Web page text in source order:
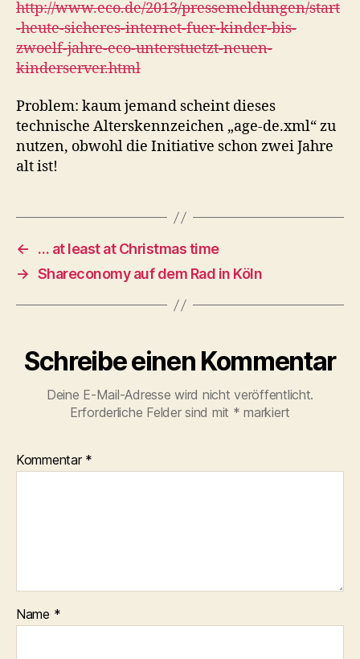
http://www.eco.de/2013/pressemeldungen/start
-heute-sicheres-internet-fuer-kinder-bis-
zwoelf-jahre-eco-unterstuetzt-neuen-
kinderserver.html
Problem: kaum jemand scheint dieses
technische Alterskennzeichen „age-de.xml“ zu
nutzen, obwohl die Initiative schon zwei Jahre
alt ist!
←
… at least at Christmas time
→ Shareconomy auf dem Rad in Köln
Schreibe einen Kommentar
Deine E-Mail-Adresse wird nicht veröffentlicht.
Erforderliche Felder sind mit * markiert
Kommentar *
Name *